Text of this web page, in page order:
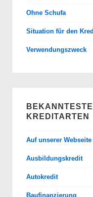
Ohne Schufa
Situation für den
Verwendungszweck
BEKANNTESTE
KREDITARTEN
Auf unserer
Ausbildungskredit
Autokredit
Baufinanzierung